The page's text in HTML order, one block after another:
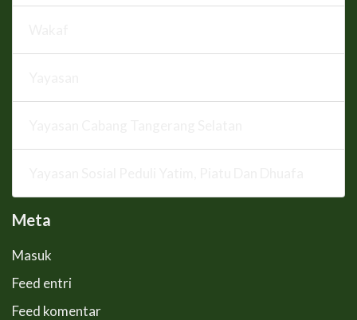
Meta
Masuk
Feed entri
Feed komentar